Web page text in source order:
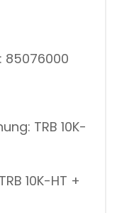
TRB 10K-
10K-HT +